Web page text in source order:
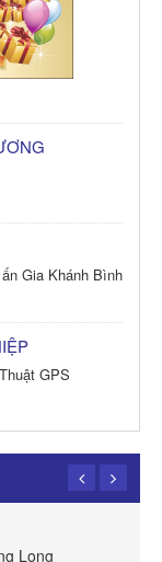
Gia Khánh Bình
GPS
Hạnh Phúc
Long